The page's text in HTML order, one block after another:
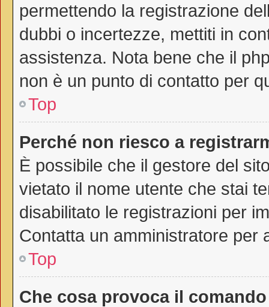
permettendo la registrazione
dubbi o incertezze, mettiti in
assistenza. Nota bene che il
non è un punto di contatto per
Top
Perché non riesco a
È possibile che il gestore del
vietato il nome utente che stai
disabilitato le registrazioni per
Contatta un amministratore per
Top
Che cosa provoca il